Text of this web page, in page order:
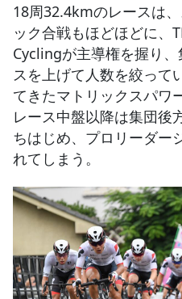
18周32.4kmのレースは
ック合戦もほどほどに、
Cyclingが主導権を握り
スを上げて人数を絞って
てきたマトリックスパワ
レース中盤以降は集団後
ちはじめ、プロリーダー
れてしまう。